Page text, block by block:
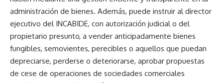
administración de bienes. Además, puede instruir al director
ejecutivo del INCABIDE, con autorización judicial o del
propietario presunto, a vender anticipadamente bienes
fungibles, semovientes, perecibles o aquellos que puedan
depreciarse, perderse o deteriorarse, aprobar propuestas
de cese de operaciones de sociedades comerciales